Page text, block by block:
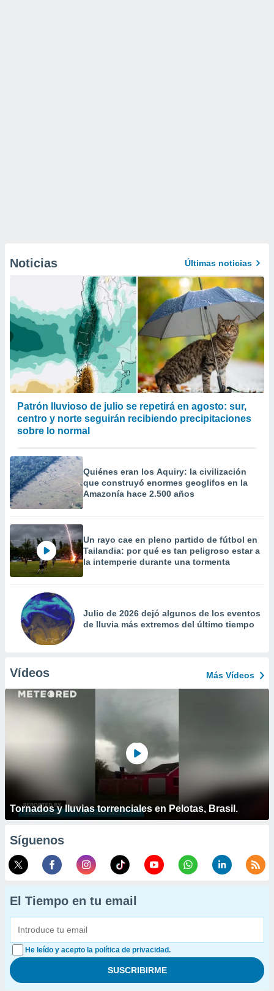
Noticias Últimas noticias
Patrón lluvioso de julio se repetirá en agosto: sur,
centro y norte seguirán recibiendo precipitaciones
sobre lo normal
Quiénes eran los Aquiry: la civilización
que construyó enormes geoglifos en la
Amazonía hace 2.500 años
Un rayo cae en pleno partido de fútbol en
Tailandia: por qué es tan peligroso estar a
la intemperie durante una tormenta
Julio de 2026 dejó algunos de los eventos
de lluvia más extremos del último tiempo
Vídeos Más Vídeos
Tornados y lluvias torrenciales en Pelotas, Brasil.
Síguenos
El Tiempo en tu email
He leído y acepto la política de privacidad.